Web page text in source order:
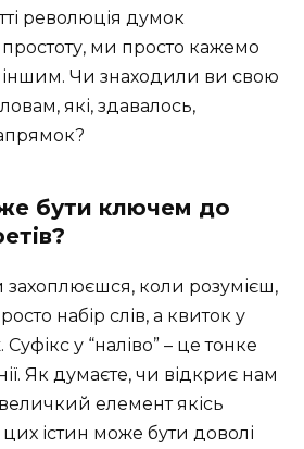
революція думок
ми просто кажемо
іншим. Чи знаходили ви свою
які, здавалось,
бути ключем до
захоплюєшся, коли розумієш,
набір слів, а квиток у
у “наліво” – це тонке
Як думаєте, чи відкриє нам
елемент якісь
істин може бути доволі